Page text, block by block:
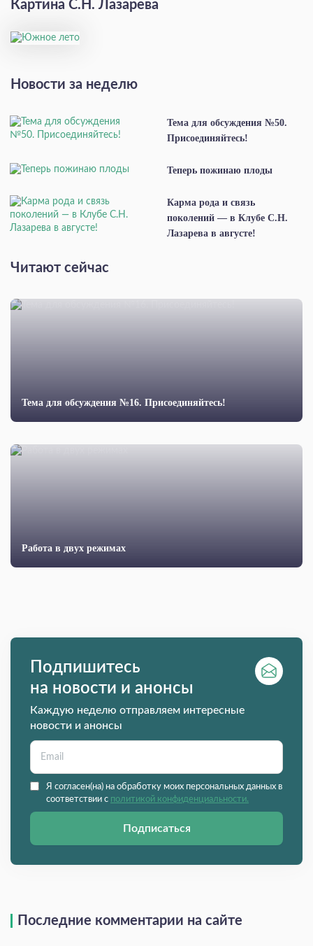
Картина С.Н. Лазарева
Новости за неделю
Тема для обсуждения №50.
Присоединяйтесь!
Теперь пожинаю плоды
Карма рода и связь
поколений — в Клубе С.Н.
Лазарева в августе!
Читают сейчас
Тема для обсуждения №16. Присоединяйтесь!
Работа в двух режимах
Подпишитесь
на новости и анонсы
Каждую неделю отправляем интересные
новости и анонсы
Я согласен(на) на обработку моих персональных данных в
соответствии с политикой конфиденциальности.
Подписаться
Последние комментарии на сайте